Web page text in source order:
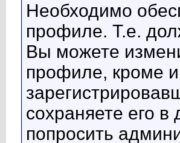
Необходимо
профиле. Т.е.
Вы можете
профиле, кроме
сохраняете его
попросить